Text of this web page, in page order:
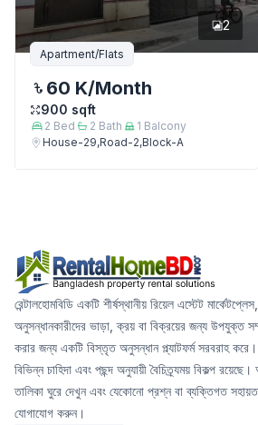
2
Apartment/Flats
60 K/Month
900 sqft
2 Bed 2 Bath 1 Balcony
House-29,Road-2,Block-A
রেন্টালহোমবিডি একটি শীর্ষস্থানীয় রিয়েল এস্টেট
অনুসন্ধানকারীদের ভাড়া, ক্রয় বা বিক্রয়ের জন্য উপযুক্ত
করার জন্য একটি বিস্তৃত অনুসন্ধান প্ল্যাটফর্ম সরবরাহ
বিভিন্ন চাহিদা এবং পছন্দ অনুযায়ী বৈচিত্র্যময় বিকল্প রয়েছে।
তালিকা ঘুরে দেখুন এবং যেকোনো প্রশ্ন বা ব্যক্তিগত
যোগাযোগ করুন।